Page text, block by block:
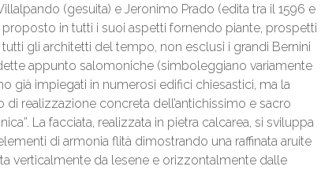
(gesuita) e Jeronimo Prado (edita tra il 1596 e
in tutti i suoi aspetti fornendo piante, prospetti
gli architetti del tempo, non esclusi i grandi Bernini
appunto salomoniche (simboleggiano variamente
già impiegati in numerosi edifici chiesastici, ma la
realizzazione concreta dell’antichissimo e sacro
La facciata, realizzata in pietra calcarea, si sviluppa
di armonia flità dimostrando una raffinata aruite
verticalmente da lesene e orizzontalmente dalle